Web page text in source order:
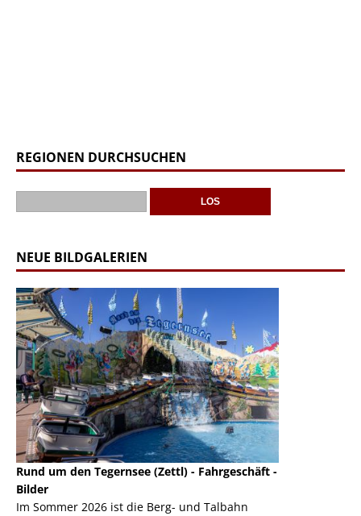
REGIONEN DURCHSUCHEN
NEUE BILDGALERIEN
Rund um den Tegernsee (Zettl) - Fahrgeschäft -
Bilder
Im Sommer 2026 ist die Berg- und Talbahn